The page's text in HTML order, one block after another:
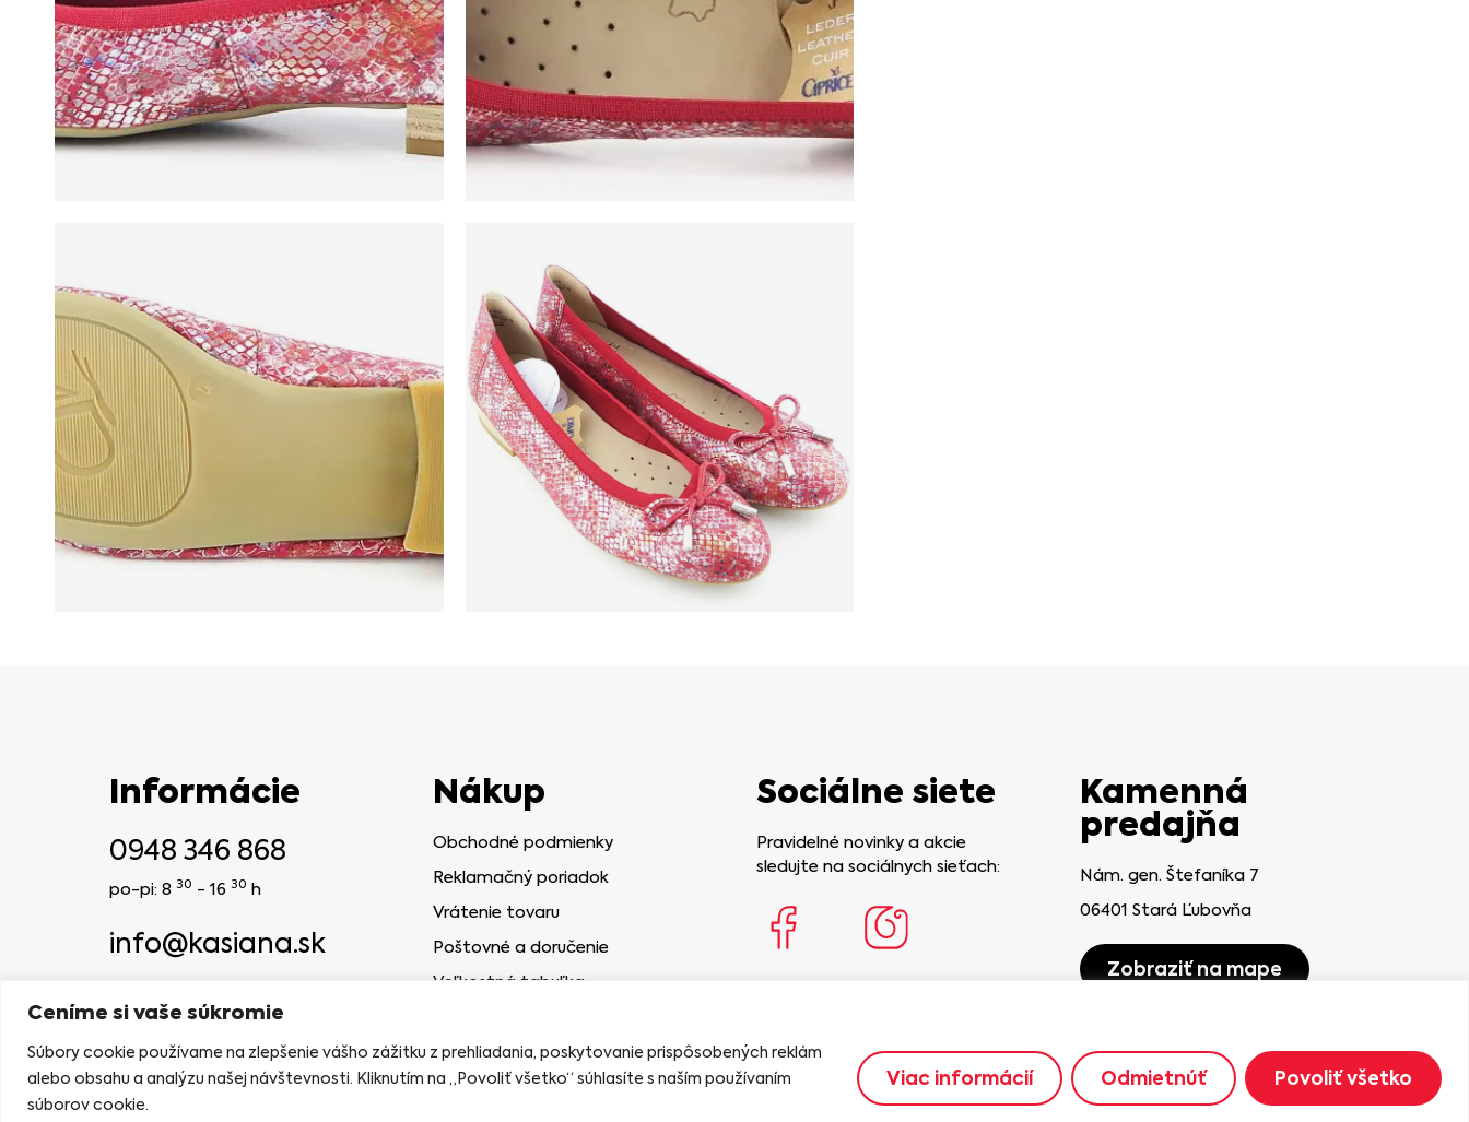
Ceníme si vaše súkromie
Súbory cookie používame na zlepšenie vášho zážitku z prehliadania, poskytovanie prispôsobených reklám
alebo obsahu a analýzu našej návštevnosti. Kliknutím na „Povoliť všetko“ súhlasíte s naším používaním
súborov cookie.
Viac informácií Odmietnúť Povoliť všetko
Informácie
0948 346 868
po-pi: 8 30 - 16 30 h
info@kasiana.sk
NAVRHLA AGENTÚRA MELONBERRIES
Nákup
Obchodné podmienky
Reklamačný poriadok
Vrátenie tovaru
Poštovné a doručenie
Veľkostná tabuľka
Sociálne siete
Pravidelné novinky a akcie
sledujte na sociálnych sieťach:
Kamenná
predajňa
Nám. gen. Štefaníka 7
06401 Stará Ľubovňa
Zobraziť na mape